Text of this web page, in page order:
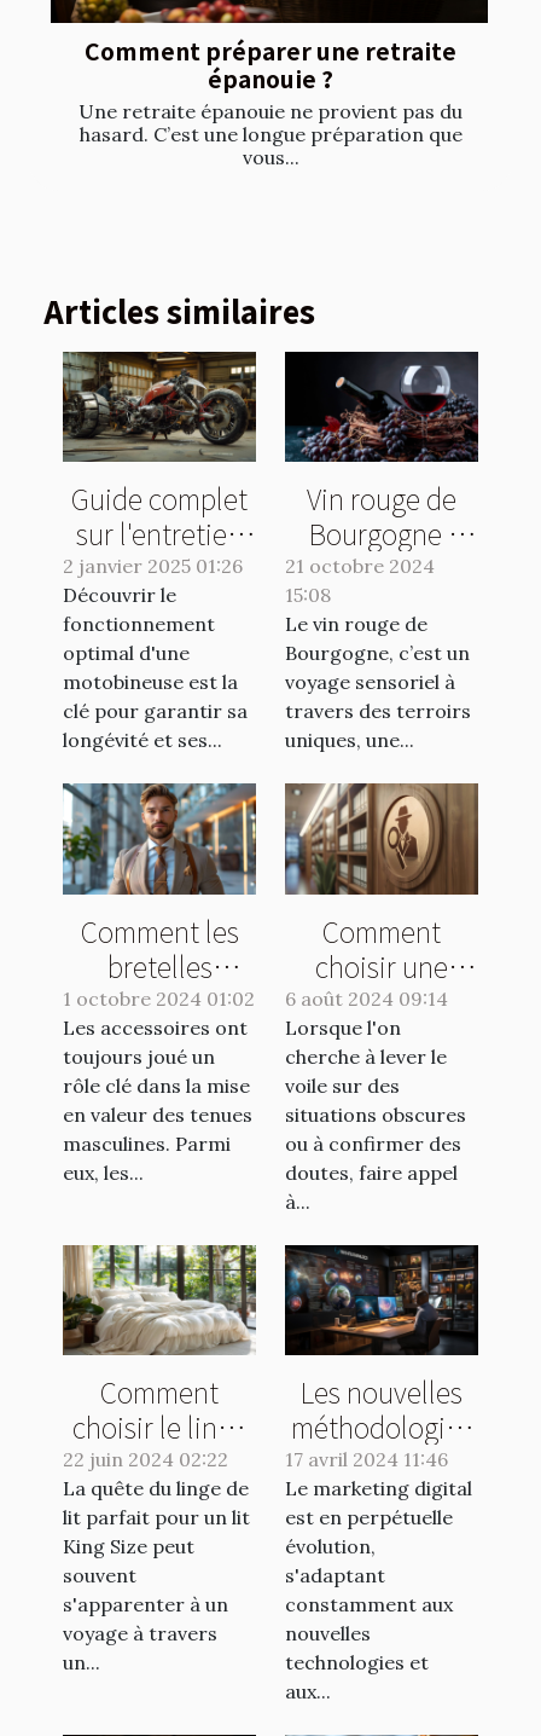
Comment préparer une retraite
épanouie ?
Une retraite épanouie ne provient pas du
hasard. C’est une longue préparation que
vous...
Articles similaires
Guide complet
sur l'entretien
et la
maintenance
des
motobineuses
2 janvier 2025 01:26
Découvrir le
fonctionnement
optimal d'une
motobineuse est la
clé pour garantir sa
longévité et ses...
Vin rouge de
Bourgogne :
quelle bouteille
21 octobre 2024
15:08
Le vin rouge de
Bourgogne, c’est un
voyage sensoriel à
travers des terroirs
uniques, une...
Comment les
bretelles
peuvent
transformer une
tenue
masculine
1 octobre 2024 01:02
Les accessoires ont
toujours joué un
rôle clé dans la mise
en valeur des tenues
masculines. Parmi
eux, les...
Comment
choisir une
agence de
détective pour
vos enquêtes
discrètes
6 août 2024 09:14
Lorsque l'on
cherche à lever le
voile sur des
situations obscures
ou à confirmer des
doutes, faire appel
à...
Comment
choisir le linge
de lit idéal pour
un lit King Size
22 juin 2024 02:22
La quête du linge de
lit parfait pour un lit
King Size peut
souvent
s'apparenter à un
voyage à travers
un...
Les nouvelles
méthodologies
en marketing
digital pour
2023
17 avril 2024 11:46
Le marketing digital
est en perpétuelle
évolution,
s'adaptant
constamment aux
nouvelles
technologies et
aux...